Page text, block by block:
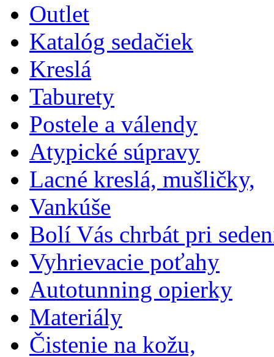
Outlet
Katalóg sedačiek
Kreslá
Taburety
Postele a válendy
Atypické súpravy
Lacné kreslá, mušličky,
Vankúše
Bolí Vás chrbát pri
Vyhrievacie poťahy
Autotunning opierky
Materiály
Čistenie na kožu,